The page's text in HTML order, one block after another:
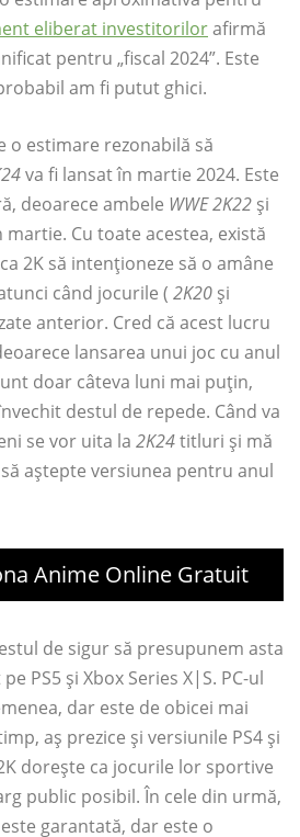
eliberat investitorilorafirmă
pentru „fiscal 2024”. Este
am fi putut ghici.
o estimare rezonabilă să
va fi lansat în martie 2024. Este
deoarece ambele WWE 2K22 și
Cu toate acestea, există
2K să intenționeze să o amâne
când jocurile ( 2K20 și
anterior. Cred că acest lucru
lansarea unui joc cu anul
doar câteva luni mai puțin,
destul de repede. Când va
se vor uita la 2K24titluri și mă
aștepte versiunea pentru anul
Anime Online Gratuit
de sigur să presupunem asta
PS5 și Xbox Series X|S. PC-ul
dar este de obicei mai
aș prezice și versiunile PS4 și
dorește ca jocurile lor sportive
public posibil. În cele din urmă,
garantată, dar este o